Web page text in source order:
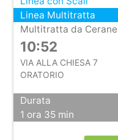
Linea Multitratta
Multitratta da
10:52
VIA ALLA CHIESA 7
ORATORIO
Durata
1 ora 35 min